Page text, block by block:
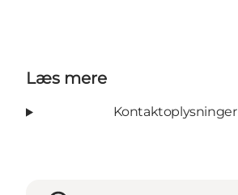
Læs mere
Kontaktoplysninger